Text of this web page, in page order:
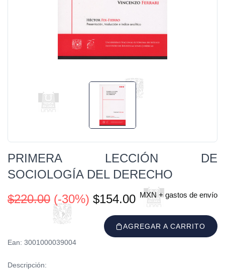
PRIMERA LECCIÓN DE
SOCIOLOGÍA DEL DERECHO
$220.00 (-30%) $154.00 MXN + gastos de envío
AGREGAR A CARRITO
Ean: 3001000039004
Descripción: